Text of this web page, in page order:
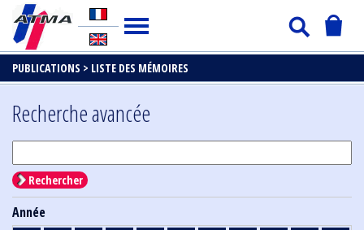
PUBLICATIONS > LISTE DES MÉMOIRES
Recherche avancée
Rechercher
Année